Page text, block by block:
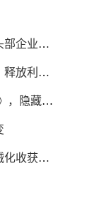
2025上半年轮式收割机市场：头部企业垄断，中小品牌夹缝求生
聚焦两会：韩俊部长力挺农机，释放利好！
《农业强国规划（2024-2035）》，隐藏着农机未来最大的机会！
可靠性仍是关键，鲜食玉米机械化收获待破题